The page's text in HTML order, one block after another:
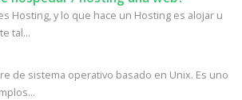
Hosting, y lo que hace un Hosting es alojar u
tal...
de sistema operativo basado en Unix. Es uno